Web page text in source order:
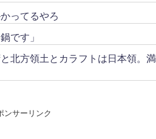
ってるやろ
です」
北方領土とカラフトは日本領。満
ンサーリンク